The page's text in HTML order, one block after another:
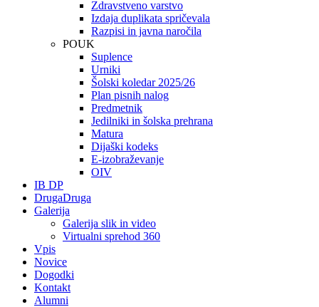
Zdravstveno varstvo
Izdaja duplikata spričevala
Razpisi in javna naročila
POUK
Suplence
Urniki
Šolski koledar 2025/26
Plan pisnih nalog
Predmetnik
Jedilniki in šolska prehrana
Matura
Dijaški kodeks
E-izobraževanje
OIV
IB DP
DrugaDruga
Galerija
Galerija slik in video
Virtualni sprehod 360
Vpis
Novice
Dogodki
Kontakt
Alumni